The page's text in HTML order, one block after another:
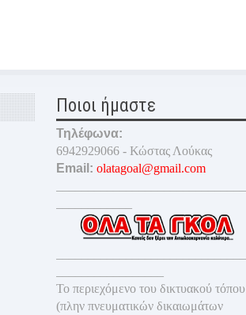
Ποιοι ήμαστε
Τηλέφωνα:
6942929066 - Κώστας Λούκας
Email: olatagoal@gmail.com
Το περιεχόμενο του δικτυακού τόπου
(πλην πνευματικών δικαιωμάτων